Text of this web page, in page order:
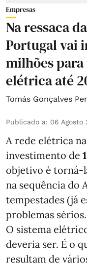
Empresas
Na ressaca
Portugal vai
milhões
elétrica até
Tomás Gonçalves
Publicado a: 06 Agosto
A rede elétrica
investimento de
objetivo é torná-
na sequência do
tempestades (já
problemas sérios.
O sistema
deveria ser. É o
resultam de